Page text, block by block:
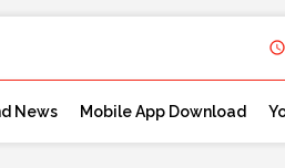
News Mobile App Download